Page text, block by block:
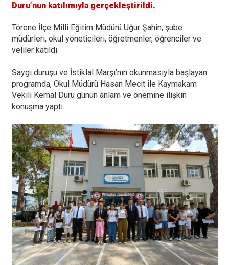
Duru’nun katılımıyla gerçekleştirildi.
Törene İlçe Millî Eğitim Müdürü Uğur Şahin, şube
müdürleri, okul yöneticileri, öğretmenler, öğrenciler ve
veliler katıldı.
Saygı duruşu ve İstiklal Marşı’nın okunmasıyla başlayan
programda, Okul Müdürü Hasan Mecit ile Kaymakam
Vekili Kemal Duru günün anlam ve önemine ilişkin
konuşma yaptı.